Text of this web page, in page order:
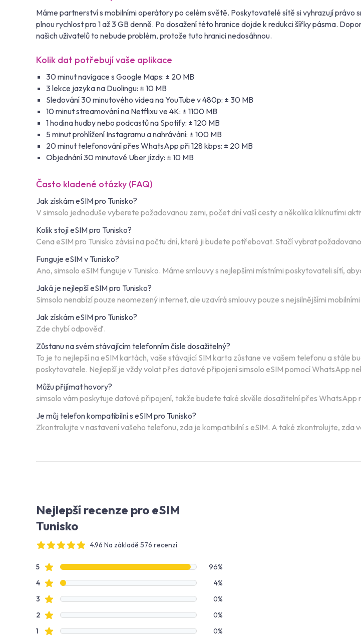
Máme partnerství s mobilními operátory po celém světě. Poskytovatelé sítě si vyhrazují
plnou rychlost pro 1 až 3 GB denně. Po dosažení této hranice dojde k redukci šířky pásma.
našich uživatelů to nebude problém, protože tuto hranici nedosáhnou.
Kolik dat potřebují vaše aplikace
30 minut navigace s Google Maps: ± 20 MB
3 lekce jazyka na Duolingu: ± 10 MB
Sledování 30 minutového videa na YouTube v 480p: ± 30 MB
10 minut streamování na Netflixu ve 4K: ± 1100 MB
1 hodina hudby nebo podcastů na Spotify: ± 120 MB
5 minut prohlížení Instagramu a nahrávání: ± 100 MB
20 minut telefonování přes WhatsApp při 128 kbps: ± 20 MB
Objednání 30 minutové Uber jízdy: ± 10 MB
Často kladené otázky (FAQ)
Jak získám eSIM pro Tunisko?
V simsolo jednoduše vyberete požadovanou zemi, počet dní vaší cesty a několika kliknutími
Kolik stojí eSIM pro Tunisko?
Cena eSIM pro Tunisko závisí na počtu dní, které ji budete potřebovat. Stačí vybrat
Funguje eSIM v Tunisko?
Ano, simsolo eSIM funguje v Tunisko. Máme smlouvy s nejlepšími místními poskytovateli sítí,
Jaká je nejlepší eSIM pro Tunisko?
Simsolo nenabízí pouze neomezený internet, ale uzavírá smlouvy pouze s nejsilnějšími
Jak získám eSIM pro Tunisko?
Zde chybí odpověď.
Zůstanu na svém stávajícím telefonním čísle dosažitelný?
To je to nejlepší na eSIM kartách, vaše stávající SIM karta zůstane ve vašem telefonu a stále
poskytovatele. Nejlepší je vždy volat přes datové připojení simsolo eSIM pomocí WhatsApp
Můžu přijímat hovory?
simsolo vám poskytuje datové připojení, takže budete také skvěle dosažitelní přes WhatsApp
Je můj telefon kompatibilní s eSIM pro Tunisko?
Zkontrolujte v nastavení vašeho telefonu, zda je kompatibilní s eSIM. A také zkontrolujte, zda
Nejlepší recenze pro eSIM
Tunisko
4.96 Na základě 576 recenzí
Data recenzí
5Hodnocení hvězdami
96%
4Hodnocení hvězdami
4%
3 Hodnocení hvězdami
0%
2Hodnocení hvězdami
0%
1 Hodnocení hvězdami 0%